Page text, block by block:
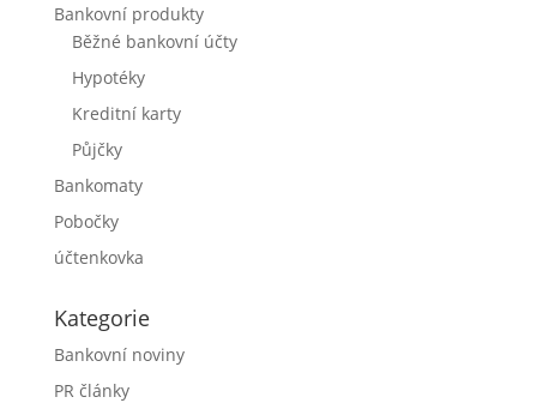
Bankovní produkty
Běžné bankovní účty
Hypotéky
Kreditní karty
Půjčky
Bankomaty
Pobočky
účtenkovka
Kategorie
Bankovní noviny
PR články